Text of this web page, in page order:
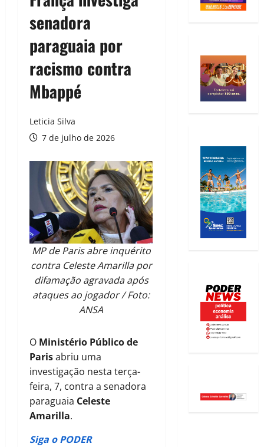
senadora
paraguaia por
racismo contra
Mbappé
Leticia Silva
7 de julho de 2026
MP de Paris abre inquérito
contra Celeste Amarilla por
difamação agravada após
ataques ao jogador / Foto:
ANSA
O Ministério Público de
Parisabriu uma
investigação nesta terça-
feira, 7, contra a senadora
paraguaia Celeste
Amarilla.
Siga o PODER